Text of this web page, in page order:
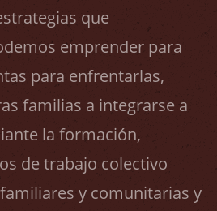
que
emprender para
para enfrentarlas,
familias a integrarse a
la formación,
de trabajo colectivo
y comunitarias y